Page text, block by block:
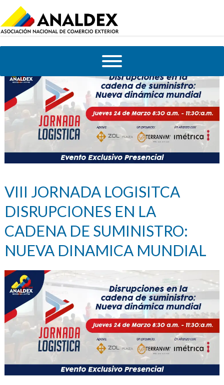
VIII JORNADA LOGISITCA
DISRUPCIONES EN LA
CADENA DE SUMINISTRO:
NUEVA DINAMICA MUNDIAL